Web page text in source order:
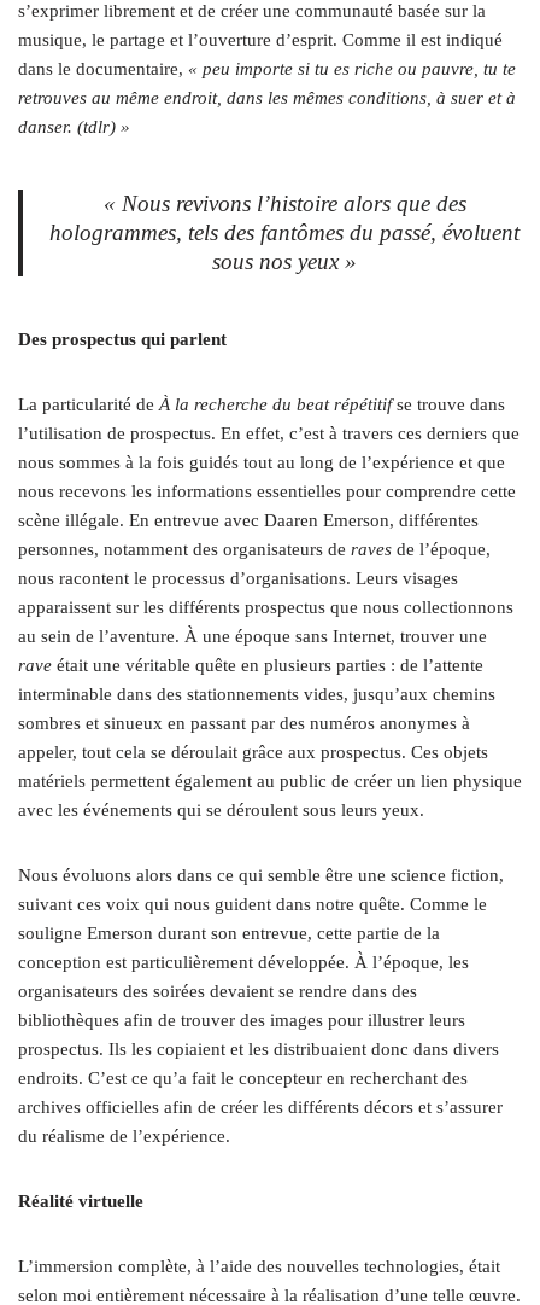
s’exprimer librement et de créer une communauté basée sur la
musique, le partage et l’ouverture d’esprit. Comme il est indiqué
dans le documentaire, « peu importe si tu es riche ou pauvre, tu te
retrouves au même endroit, dans les mêmes conditions, à suer et à
danser. (tdlr) »
« Nous revivons l’histoire alors que des
hologrammes, tels des fantômes du passé, évoluent
sous nos yeux »
Des prospectus qui parlent
La particularité deÀ la recherche du beat répétitifse trouve dans
l’utilisation de prospectus. En effet, c’est à travers ces derniers que
nous sommes à la fois guidés tout au long de l’expérience et que
nous recevons les informations essentielles pour comprendre cette
scène illégale. En entrevue avec Daaren Emerson, différentes
personnes, notamment des organisateurs de raves de l’époque,
nous racontent le processus d’organisations. Leurs visages
apparaissent sur les différents prospectus que nous collectionnons
au sein de l’aventure. À une époque sans Internet, trouver une
rave était une véritable quête en plusieurs parties : de l’attente
interminable dans des stationnements vides, jusqu’aux chemins
sombres et sinueux en passant par des numéros anonymes à
appeler, tout cela se déroulait grâce aux prospectus. Ces objets
matériels permettent également au public de créer un lien physique
avec les événements qui se déroulent sous leurs yeux.
Nous évoluons alors dans ce qui semble être une science fiction,
suivant ces voix qui nous guident dans notre quête. Comme le
souligne Emerson durant son entrevue, cette partie de la
conception est particulièrement développée. À l’époque, les
organisateurs des soirées devaient se rendre dans des
bibliothèques afin de trouver des images pour illustrer leurs
prospectus. Ils les copiaient et les distribuaient donc dans divers
endroits. C’est ce qu’a fait le concepteur en recherchant des
archives officielles afin de créer les différents décors et s’assurer
du réalisme de l’expérience.
Réalité virtuelle
L’immersion complète, à l’aide des nouvelles technologies, était
selon moi entièrement nécessaire à la réalisation d’une telle œuvre.